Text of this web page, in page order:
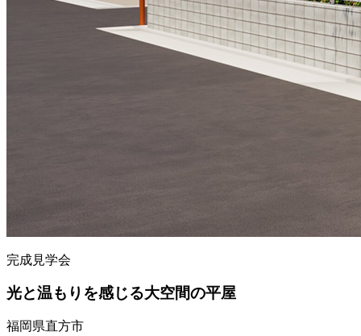
完成見学会
光と温もりを感じる大空間の平屋
福岡県直方市